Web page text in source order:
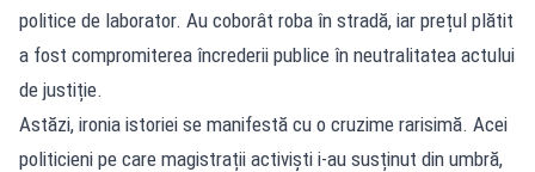
politice de laborator. Au coborât roba în stradă, iar prețul plătit
a fost compromiterea încrederii publice în neutralitatea actului
de justiție.
Astăzi, ironia istoriei se manifestă cu o cruzime rarisimă. Acei
politicieni pe care magistrații activiști i-au susținut din umbră,